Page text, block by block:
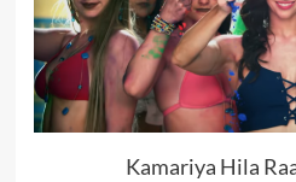
Kamariya Hila